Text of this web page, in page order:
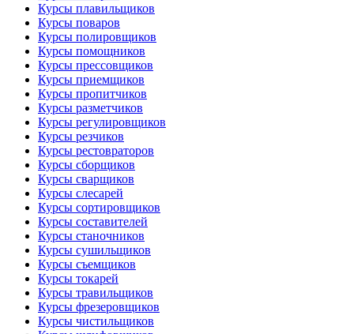
Курсы плавильщиков
Курсы поваров
Курсы полировщиков
Курсы помощников
Курсы прессовщиков
Курсы приемщиков
Курсы пропитчиков
Курсы разметчиков
Курсы регулировщиков
Курсы резчиков
Курсы рестовраторов
Курсы сборщиков
Курсы сварщиков
Курсы слесарей
Курсы сортировщиков
Курсы составителей
Курсы станочников
Курсы сушильщиков
Курсы съемщиков
Курсы токарей
Курсы травильщиков
Курсы фрезеровщиков
Курсы чистильщиков